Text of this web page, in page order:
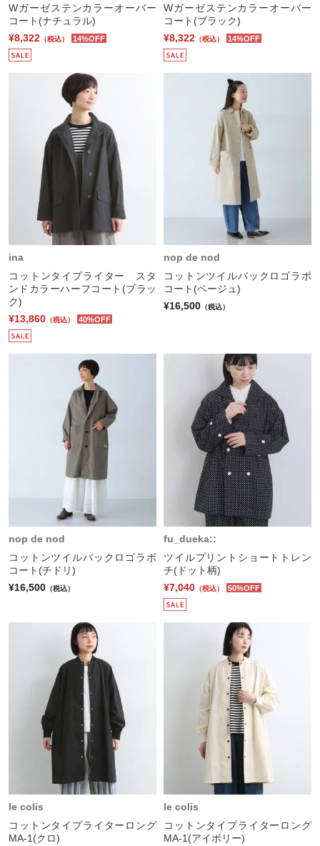
Wガーゼステンカラーオーバー
コート(ナチュラル)
¥8,322 （税込） 14%OFF
Wガーゼステンカラーオーバー
コート(ブラック)
¥8,322 （税込） 14%OFF
ina
コットンタイプライター スタ
ンドカラーハーフコート(ブラッ
ク)
¥13,860 （税込） 40%OFF
nop de nod
コットンツイルバックロゴラボ
コート(ベージュ)
¥16,500 （税込）
nop de nod
コットンツイルバックロゴラボ
コート(チドリ)
¥16,500 （税込）
fu_dueka::
ツイルプリントショートトレン
チ(ドット柄)
¥7,040 （税込） 50%OFF
le colis
コットンタイプライターロング
MA-1(クロ)
le colis
コットンタイプライターロング
MA-1(アイボリー)